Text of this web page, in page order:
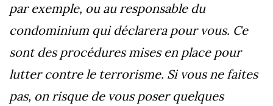
par exemple, ou au responsable du
condominium qui déclarera pour vous. Ce
sont des procédures mises en place pour
lutter contre le terrorisme. Si vous ne faites
pas, on risque de vous poser quelques